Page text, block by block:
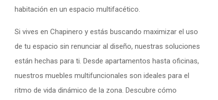
habitación en un espacio multifacético.
Si vives en Chapinero y estás buscando maximizar el uso
de tu espacio sin renunciar al diseño, nuestras soluciones
están hechas para ti. Desde apartamentos hasta oficinas,
nuestros muebles multifuncionales son ideales para el
ritmo de vida dinámico de la zona. Descubre cómo